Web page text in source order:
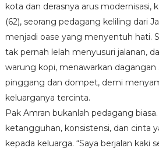
kota dan derasnya arus modernisasi,
(62), seorang pedagang keliling dari
menjadi oase yang menyentuh hati.
tak pernah lelah menyusuri jalanan,
warung kopi, menawarkan
pinggang dan dompet, demi
keluarganya tercinta.
Pak Amran bukanlah pedagang
ketangguhan, konsistensi, dan cinta
kepada keluarga. “Saya berjalan kaki